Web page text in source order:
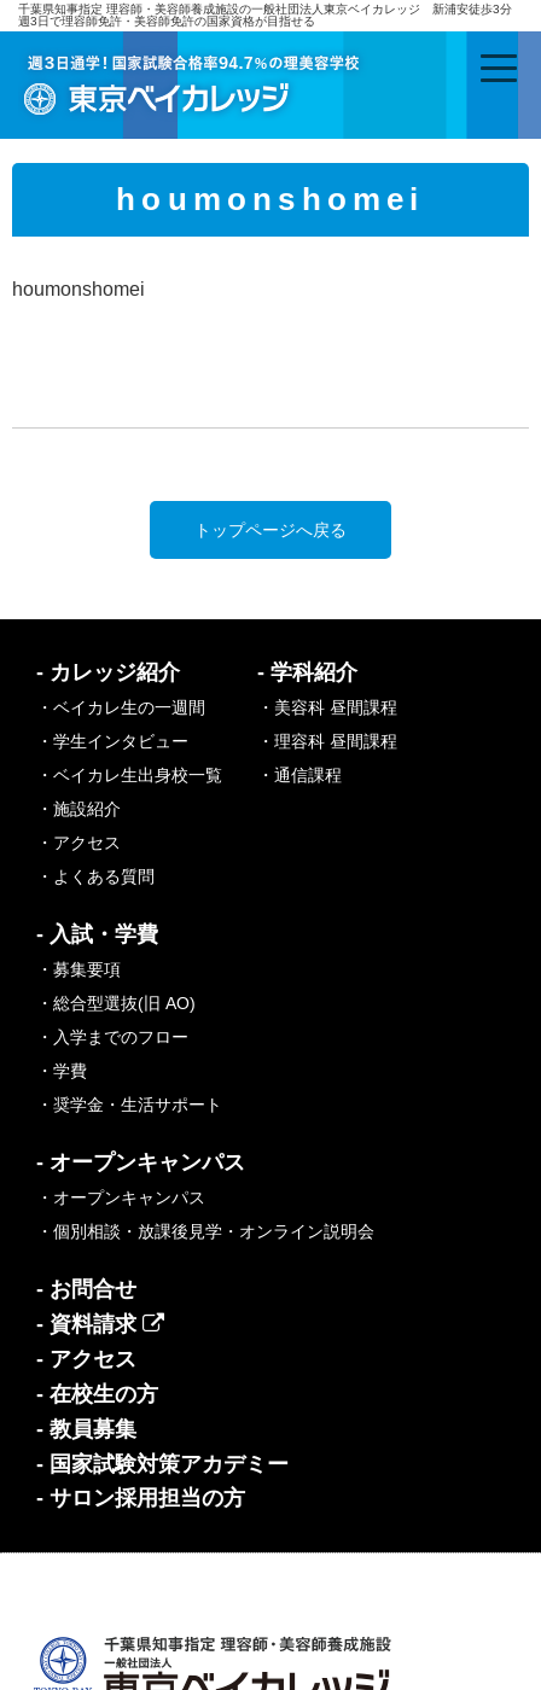
千葉県知事指定 理容師・美容師養成施設の一般社団法人東京ベイカレッジ 新浦安徒歩3分
週3日で理容師免許・美容師免許の国家資格が目指せる
houmonshomei
houmonshomei
トップページへ戻る
- カレッジ紹介
・ベイカレ生の一週間
・学生インタビュー
・ベイカレ生出身校一覧
・施設紹介
・アクセス
・よくある質問
- 学科紹介
・美容科 昼間課程
・理容科 昼間課程
・通信課程
- 入試・学費
・募集要項
・総合型選抜(旧 AO)
・入学までのフロー
・学費
・奨学金・生活サポート
- オープンキャンパス
・オープンキャンパス
・個別相談・放課後見学・オンライン説明会
- お問合せ
- 資料請求
- アクセス
- 在校生の方
- 教員募集
- 国家試験対策アカデミー
- サロン採用担当の方